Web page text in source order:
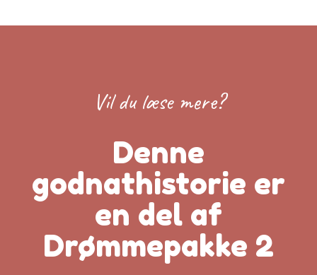
Vil du læse mere?
Denne
godnathistorie er
en del af
Drømmepakke 2